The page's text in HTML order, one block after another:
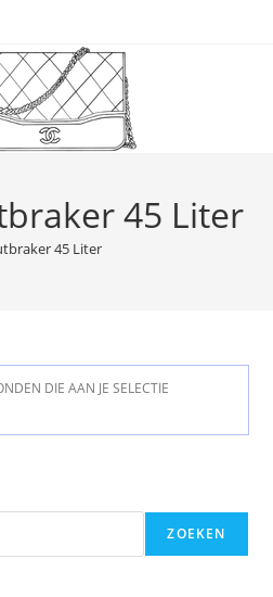
45 Liter
45 Liter
DIE AAN JE SELECTIE
ZOEKEN